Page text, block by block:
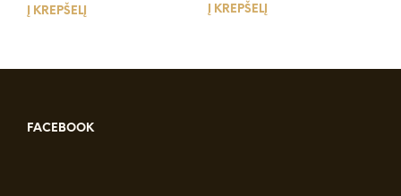
iš 5
Į KREPŠELĮ
Į KREPŠELĮ
FACEBOOK